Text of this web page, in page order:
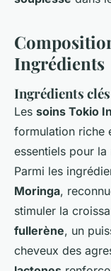
Ingrédients
Ingrédients
Les soins Tokio
formulation riche
essentiels pour
Parmi les
Moringa,
stimuler la
fullerène, un
cheveux des